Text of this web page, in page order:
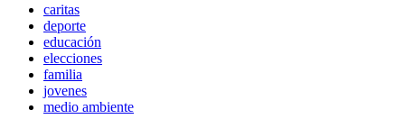
caritas
deporte
educación
elecciones
familia
jovenes
medio ambiente